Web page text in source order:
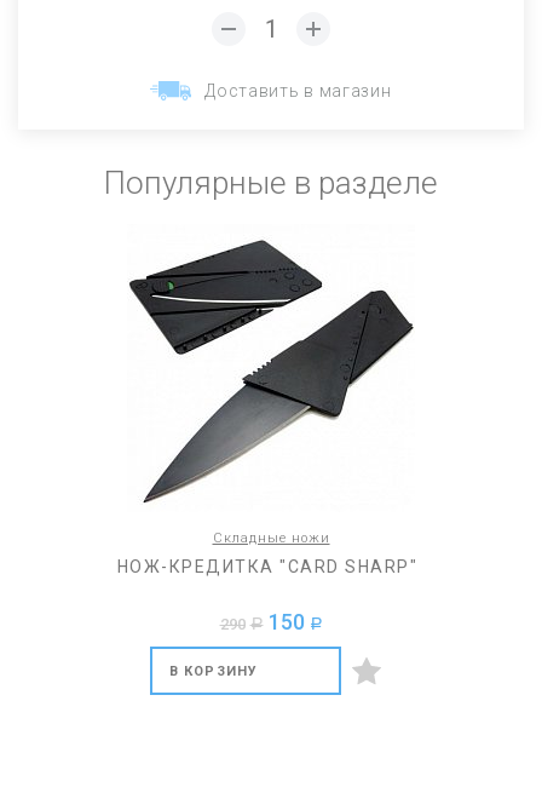
Доставить в магазин
Популярные в разделе
Складные ножи
НОЖ-КРЕДИТКА "CARD SHARP"
290 a 150 a
В КОРЗИНУ